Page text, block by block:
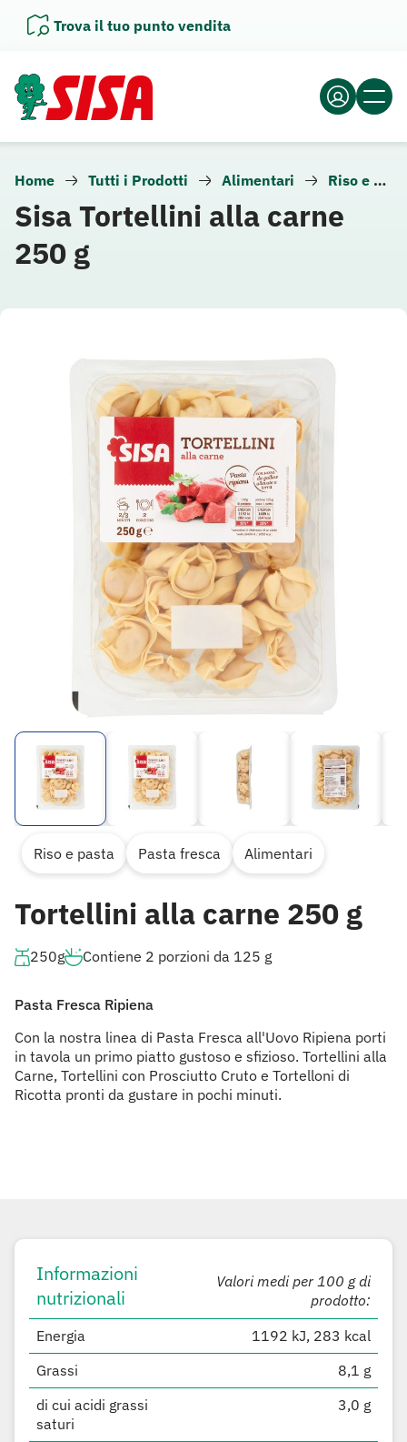
Trova il tuo punto vendita
Home Tutti i Prodotti Alimentari Riso e pasta
Sisa Tortellini alla carne
250 g
Riso e pasta Pasta fresca Alimentari
Tortellini alla carne 250 g
250g Contiene 2 porzioni da 125 g
Pasta Fresca Ripiena
Con la nostra linea di Pasta Fresca all'Uovo Ripiena porti
in tavola un primo piatto gustoso e sfizioso. Tortellini alla
Carne, Tortellini con Prosciutto Cruto e Tortelloni di
Ricotta pronti da gustare in pochi minuti.
Informazioni
nutrizionali
Valori medi per 100 g di
prodotto:
Energia
1192 kJ, 283 kcal
Grassi
8,1 g
di cui acidi grassi
saturi
3,0 g